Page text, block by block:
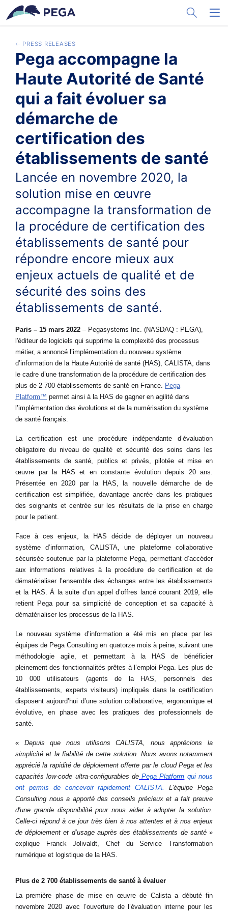
メインコンテンツに飛ぶ
Toggle
PRESS RELEASES
Pega accompagne la
Haute Autorité de Santé
qui a fait évoluer sa
démarche de
certification des
établissements de santé
Lancée en novembre 2020, la
solution mise en œuvre
accompagne la transformation de
la procédure de certification des
établissements de santé pour
répondre encore mieux aux
enjeux actuels de qualité et de
sécurité des soins des
établissements de santé.
Paris – 15 mars 2022 – Pegasystems Inc. (NASDAQ : PEGA),
l'éditeur de logiciels qui supprime la complexité des processus
métier, a annoncé l’implémentation du nouveau système
d’information de la Haute Autorité de santé (HAS), CALISTA, dans
le cadre d’une transformation de la procédure de certification des
plus de 2 700 établissements de santé en France. Pega
Platform™ permet ainsi à la HAS de gagner en agilité dans
l’implémentation des évolutions et de la numérisation du système
de santé français.
La certification est une procédure indépendante d’évaluation
obligatoire du niveau de qualité et sécurité des soins dans les
établissements de santé, publics et privés, pilotée et mise en
œuvre par la HAS et en constante évolution depuis 20 ans.
Présentée en 2020 par la HAS, la nouvelle démarche de de
certification est simplifiée, davantage ancrée dans les pratiques
des soignants et centrée sur les résultats de la prise en charge
pour le patient.
Face à ces enjeux, la HAS décide de déployer un nouveau
système d’information, CALISTA, une plateforme collaborative
sécurisée soutenue par la plateforme Pega, permettant d’accéder
aux informations relatives à la procédure de certification et de
dématérialiser l’ensemble des échanges entre les établissements
et la HAS. À la suite d’un appel d’offres lancé courant 2019, elle
retient Pega pour sa simplicité de conception et sa capacité à
dématérialiser les processus de la HAS.
Le nouveau système d’information a été mis en place par les
équipes de Pega Consulting en quatorze mois à peine, suivant une
méthodologie agile, et permettant à la HAS de bénéficier
pleinement des fonctionnalités prêtes à l’emploi Pega. Les plus de
10 000 utilisateurs (agents de la HAS, personnels des
établissements, experts visiteurs) impliqués dans la certification
disposent aujourd’hui d’une solution collaborative, ergonomique et
évolutive, en phase avec les pratiques des professionnels de
santé.
« Depuis que nous utilisons CALISTA, nous apprécions la
simplicité et la fiabilité de cette solution. Nous avons notamment
apprécié la rapidité de déploiement offerte par le cloud Pega et les
capacités low-code ultra-configurables dePega Platform qui nous
ont permis de concevoir rapidement CALISTA.L'équipe Pega
Consulting nous a apporté des conseils précieux et a fait preuve
d'une grande disponibilité pour nous aider à adopter la solution.
Celle-ci répond à ce jour très bien à nos attentes et à nos enjeux
de déploiement et d’usage auprès des établissements de santé »
explique Franck Jolivaldt, Chef du Service Transformation
numérique et logistique de la HAS.
Plus de 2 700 établissements de santé à évaluer
La première phase de mise en œuvre de Calista a débuté fin
novembre 2020 avec l’ouverture de l’évaluation interne pour les